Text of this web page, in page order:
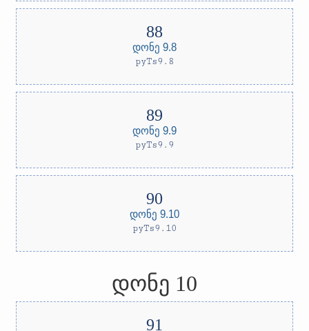
დონე 9.8
pyTs9.8
დონე 9.9
pyTs9.9
დონე 9.10
pyTs9.10
დონე 10